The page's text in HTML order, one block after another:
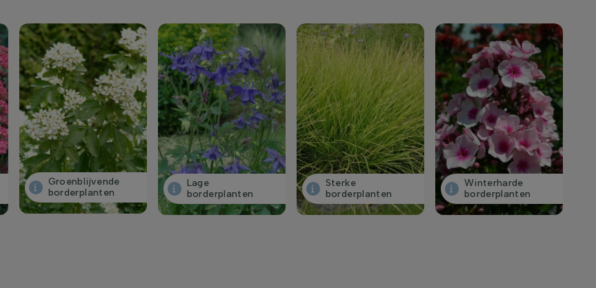
Groenblijvende
borderplanten
Lage
borderplanten
Sterke
borderplanten
Winterharde
borderplanten